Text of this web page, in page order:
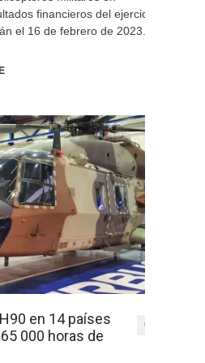
financieros del ejercicio
el 16 de febrero de 2023.
en 14 países
000 horas de
0